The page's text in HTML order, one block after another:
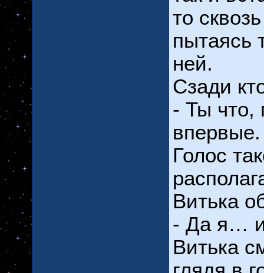
то
пытаясь
ней.
Сзади
- Ты что,
впервые.
Голос
Витька
- Да я…
Витька